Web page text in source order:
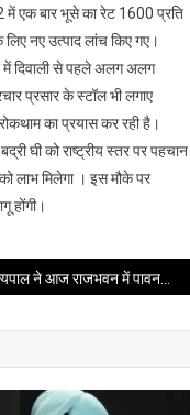
में एक बार भूसे का रेट 1600 प्रति
नए उत्पाद लांच किए गए।
में दिवाली से पहले अलग अलग
प्रसार के स्टॉल भी लगाए
का प्रयास कर रही है।
घी को राष्ट्रीय स्तर पर पहचान
लाभ मिलेगा । इस मौके पर
होंगी।